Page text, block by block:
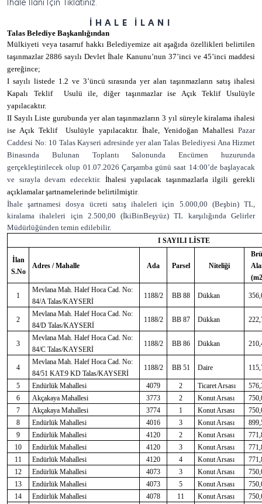
İhale İlanı İçin Tıklatınız.
İHALE İLANI
Talas Belediye Başkanlığından
Mülkiyeti veya tasarruf hakkı Belediyemize ait aşağıda özellikleri belirtilen
taşınmazlar 2886 sayılı Devlet İhale Kanunu’nun 37’inci ve 45’inci maddesi
gereğince;
I sayılı listede 1.2 ve 3’üncü sırasında yer alan taşınmazların satış ihalesi
Kapalı Teklif Usulü ile, diğer taşınmazlar ise Açık Teklif Usulüyle
yapılacaktır.
II Sayılı Liste gurubunda yer alan taşınmazların 3 yıl süreyle kiralama ihalesi
ise Açık Teklif Usulüyle yapılacaktır. İhale, Yenidoğan MahallesiPazar
Caddesi No: 10 Talas Kayseri adresinde yer alan Talas Belediyesi Ana Hizmet
Binasında Bulunan Toplantı Salonunda Encümen huzurunda
gerçekleştirilecek olup 01.07.2026 Çarşamba günü saat 14:00’de başlayacak
ve sırayla devam edecektir.İhalesi yapılacak taşınmazlarla ilgili gerekli
açıklamalar şartnamelerinde belirtilmiştir.
İhale şartnamesi dosya ücreti satış ihaleleri için 5.000,00 (Beşbin) TL,
kiralama ihaleleri için 2.500,00 (İkiBinBeşyüz) TL karşılığında Gelirler
Müdürlüğünden temin edilebilir.
I SAYILI LİSTE
İlan
S.No
Adres / Mahalle Ada Parsel Niteliği
1
Mevlana Mah. Halef Hoca Cad. No:
84/A Talas/KAYSERİ
1188/2 BB 88 Dükkan
2
Mevlana Mah. Halef Hoca Cad. No:
84/D Talas/KAYSERİ
1188/2 BB 87 Dükkan
3
Mevlana Mah. Halef Hoca Cad. No:
84/C Talas/KAYSERİ
1188/2 BB 86 Dükkan
4
Mevlana Mah. Halef Hoca Cad. No:
84/51 KAT:9 KD Talas/KAYSERİ
1188/2 BB 51 Daire
5 Endürlük Mahallesi 4079 2 Ticaret Arsası
6
Akçakaya Mahallesi 3773 2 Konut Arsası
7
Akçakaya Mahallesi 3774 1 Konut Arsası
8
Endürlük Mahallesi 4016 3 Konut Arsası
9
Endürlük Mahallesi 4120 2 Konut Arsası
10
Endürlük Mahallesi 4120 3 Konut Arsası
11
Endürlük Mahallesi 4120 4 Konut Arsası
12
Endürlük Mahallesi 4073 3 Konut Arsası
13
Endürlük Mahallesi 4073 5 Konut Arsası
14
Endürlük Mahallesi 4078 11 Konut Arsası